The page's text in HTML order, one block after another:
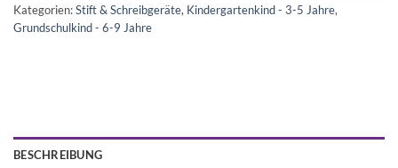
Kategorien:Stift & Schreibgeräte, Kindergartenkind - 3-5 Jahre,
Grundschulkind - 6-9 Jahre
BESCHREIBUNG